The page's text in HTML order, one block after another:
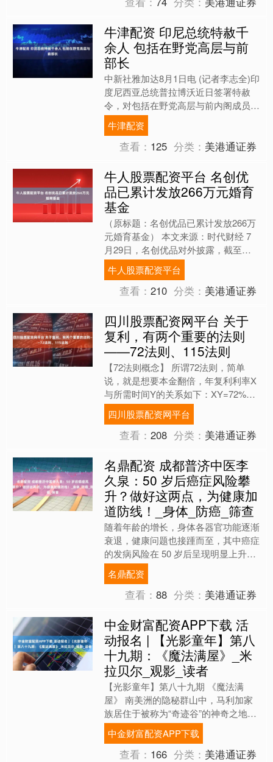
牛津配资 印尼总统特赦千
余人 包括在野党高层与前
部长
中新社雅加达8月1日电 (记者李志全)印
度尼西亚总统普拉博沃近日签署特赦
令，对包括在野党高层与前内阁成员在
内的1100余人实施赦免。 据多家印尼
媒体8月1日报道....
牛津配资
查看： 125 分类： 美港通证券
牛人股票配资平台 名创优
品已累计发放266万元婚育
基金
（原标题：名创优品已累计发放266万
元婚育基金） 本文来源：时代财经 7
月29日，名创优品对外披露，截至
2025年7月28日，名创优品婚育基金已
累计发放266万....
牛人股票配资平台
查看：210 分类： 美港通证券
四川股票配资网平台 关于
复利，有两个重要的法则
——72法则、115法则
【72法则概念】 所谓72法则，简单
说，就是想要本金翻倍，年复利利率X
与所需时间Y的关系如下：XY=72%若
以1%的复利来计息，将过72年
（72%/1%=72）....
四川股票配资网平台
查看：208 分类： 美港通证券
名鼎配资 成都普济中医李
久泉：50 岁后癌症风险攀
升？做好这两点，为健康加
道防线！_身体_防癌_筛查
随着年龄的增长，身体各器官功能逐渐
衰退，健康问题也接踵而至，其中癌症
的发病风险在 50 岁后呈现明显上升趋
势，这让不少中老年人忧心忡忡。其
实，50 岁后癌症高发....
名鼎配资
查看：88 分类： 美港通证券
中金财富配资APP下载 活
动报名 | 【光影童年】第八
十九期：《魔法满屋》_米
拉贝尔_观影_读者
【光影童年】第八十九期 《魔法满
屋》 南美洲的隐秘群山中，马利加家
族居住于被称为“奇迹谷”的神奇之地，
这个家族里的每一个成员也都被赋予了
魔法天赋：有的力大无穷；....
中金财富配资APP下载
查看： 166 分类： 美港通证券